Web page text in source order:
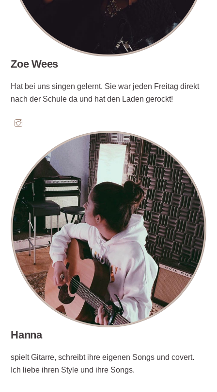
Zoe Wees
Hat bei uns singen gelernt. Sie war jeden Freitag direkt
nach der Schule da und hat den Laden gerockt!
Hanna
spielt Gitarre, schreibt ihre eigenen Songs und covert.
Ich liebe ihren Style und ihre Songs.